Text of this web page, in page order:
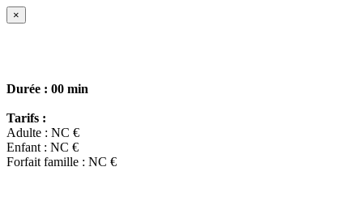
×
Durée : 00 min
Tarifs :
Adulte : NC €
Enfant : NC €
Forfait famille : NC €